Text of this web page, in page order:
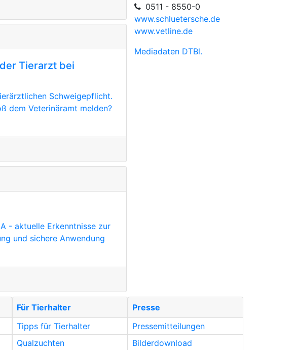
Tierarzt bei
Schweigepflicht.
dem Veterinäramt melden?
- aktuelle Erkenntnisse zur
und sichere Anwendung
0511 - 8550-0
www.schluetersche.de
www.vetline.de
Mediadaten DTBl.
Für Tierhalter
Tipps für Tierhalter
Qualzuchten
Presse
Pressemitteilungen
Bilderdownload